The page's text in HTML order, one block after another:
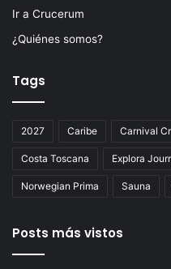
Ir a Crucerum
¿Quiénes somos?
Tags
2027 Caribe Carnival
Costa Toscana Explora
Norwegian Prima Sauna
Posts más vistos